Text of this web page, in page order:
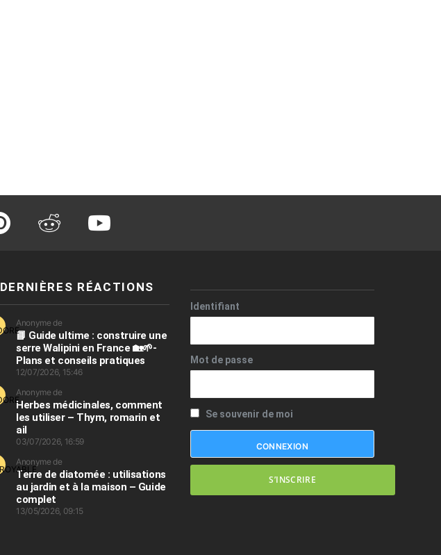
pinterest reddit youtube
DERNIÈRES RÉACTIONS
Anonyme de
📘 Guide ultime : construire une
serre Walipini en France 🏡🌱-
Plans et conseils pratiques
12/07/2026, 15:46
Anonyme de
Herbes médicinales, comment
les utiliser – Thym, romarin et
ail
03/07/2026, 16:59
Anonyme de
Terre de diatomée : utilisations
au jardin et à la maison – Guide
complet
13/05/2026, 09:15
Identifiant
Mot de passe
Se souvenir de moi
S’INSCRIRE